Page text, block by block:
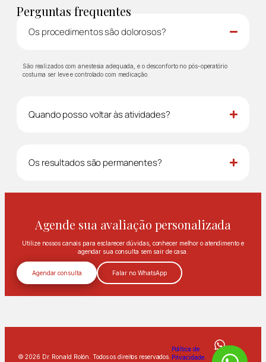
Os procedimentos são dolorosos?
São realizados com anestesia adequada, e o desconforto no pós-operatório
costuma ser leve e controlado com medicação.
Quando posso voltar às atividades?
Os resultados são permanentes?
Perguntas frequentes
Agende sua avaliação personalizada
Utilize nossos canais para esclarecer dúvidas, conhecer melhor o atendimento e
agendar sua consulta sem sair de casa.
Agendar consulta Falar no WhatsApp
© 2026 Dr. Ronald Rolón. Todos os direitos reservados.
Política de
Privacidade.